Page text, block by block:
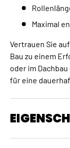
Maximal
Vertrauen Sie
Bau zu einem
oder im
für eine